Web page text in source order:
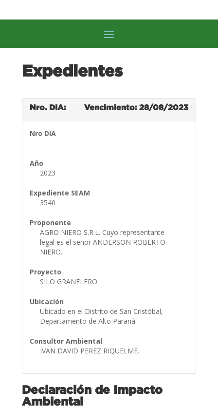
Expedientes
Nro. DIA: Vencimiento: 28/08/2023
Nro DIA
Año
2023
Expediente SEAM
3540
Proponente
AGRO NIERO S.R.L. Cuyo representante
legal es el señor ANDERSON ROBERTO
NIERO.
Proyecto
SILO GRANELERO
Ubicación
Ubicado en el Distrito de San Cristóbal,
Departamento de Alto Paraná.
Consultor Ambiental
IVAN DAVID PEREZ RIQUELME.
Declaración de Impacto
Ambiental